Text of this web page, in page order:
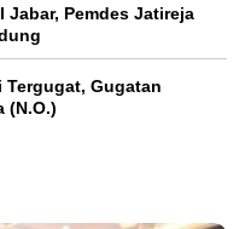
Jabar, Pemdes Jatireja
Tergugat, Gugatan
(N.O.)